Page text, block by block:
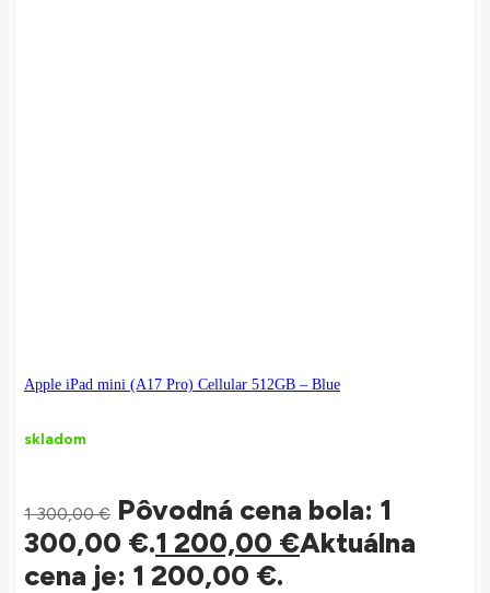
Apple iPad mini (A17 Pro) Cellular 512GB – Blue
skladom
1 300,00€ Pôvodná cena bola: 1
300,00 €.1 200,00 €Aktuálna
cena je: 1 200,00 €.